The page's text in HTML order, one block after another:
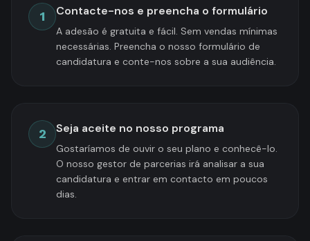
1 Contacte-nos e preencha o formulário
A adesão é gratuita e fácil. Sem vendas mínimas
necessárias. Preencha o nosso formulário de
candidatura e conte-nos sobre a sua audiência.
2 Seja aceite no nosso programa
Gostaríamos de ouvir o seu plano e conhecê-lo.
O nosso gestor de parcerias irá analisar a sua
candidatura e entrar em contacto em poucos
dias.